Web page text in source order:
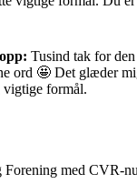
Tusind tak for
ord 🤩 Det glæder
vigtige formål.
med CVR-